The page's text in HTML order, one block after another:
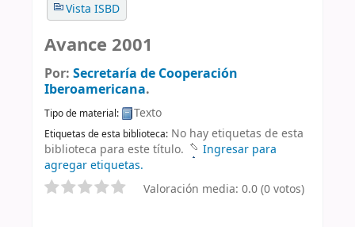
Vista ISBD
Avance 2001
Por: Secretaría de Cooperación
Iberoamericana.
Tipo de material: Texto
Etiquetas de esta biblioteca: No hay etiquetas de esta
biblioteca para este título.
Ingresar para
agregar etiquetas.
Valoración media: 0.0 (0 votos)